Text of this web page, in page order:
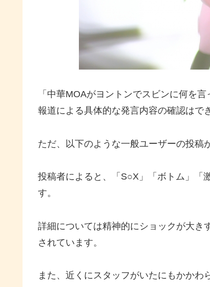
「中華MOAがヨントンでスビンに何を
報道による具体的な発言内容の確認はで
ただ、以下のような一般ユーザーの投稿
投稿者によると、「S○X」「ボトム」「
す。
詳細については精神的にショックが大き
されています。
また、近くにスタッフがいたにもかか